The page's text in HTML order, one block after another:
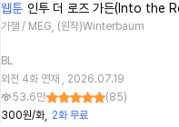
웹툰 인투 더 로즈 가든(Into the
가잴 / MEG, (원작)Winterbaum
BL
외전 4화 연재 , 2026.07.19
53.6만
(85)
300원/화
2화 무료